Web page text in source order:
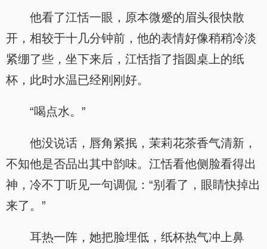
他看了江恬一眼，原本微蹙的眉头很快散
开，相较于十几分钟前，他的表情好像稍稍冷淡
紧绷了些，坐下来后，江恬指了指圆桌上的纸
杯，此时水温已经刚刚好。
“喝点水。”
他没说话，唇角紧抿，茉莉花茶香气清新，
不知他是否品出其中韵味。江恬看他侧脸看得出
神，冷不丁听见一句调侃：“别看了，眼睛快掉出
来了。”
耳热一阵，她把脸埋低，纸杯热气冲上鼻